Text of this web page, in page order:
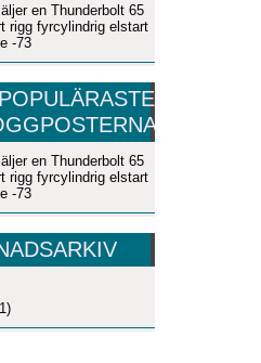
en Thunderbolt 65
rigg fyrcylindrig elstart
-73
en Thunderbolt 65
rigg fyrcylindrig elstart
-73